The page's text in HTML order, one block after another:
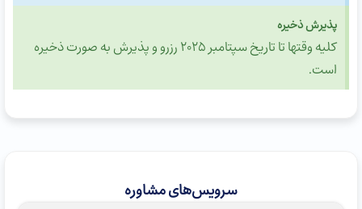
پذیرش ذخیره
کلیه وقتها تا تاریخ سپتامبر 2025 رزرو و پذیرش به صورت ذخیره
است.
سرویس‌های مشاوره